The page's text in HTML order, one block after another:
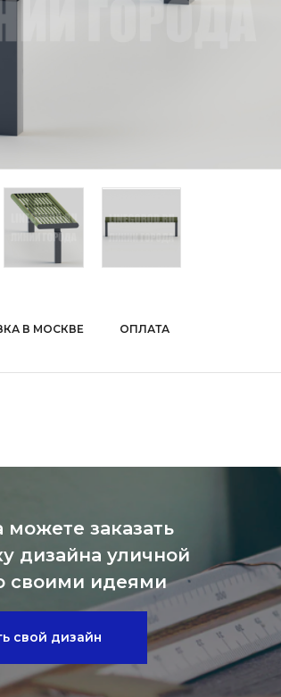
В МОСКВЕ ОПЛАТА
можете заказать
дизайна уличной
своими идеями
свой дизайн